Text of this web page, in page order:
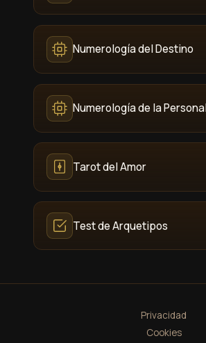
Numerología del Destino
Numerología de la
Tarot del Amor
Test de Arquetipos
Privacidad
Cookies